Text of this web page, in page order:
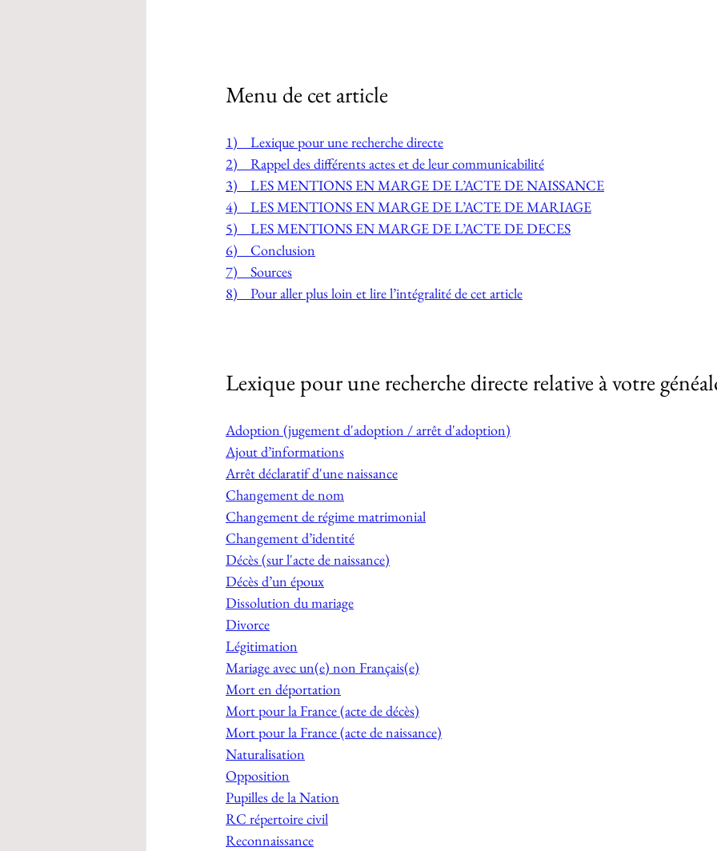
Menu de cet article
1)    Lexique pour une recherche directe
2)    Rappel des différents actes et de leur communicabilité
3)    LES MENTIONS EN MARGE DE L’ACTE DE NAISSANCE
4)    LES MENTIONS EN MARGE DE L’ACTE DE MARIAGE
5)    LES MENTIONS EN MARGE DE L’ACTE DE DECES
6)    Conclusion
7)    Sources
8)    Pour aller plus loin et lire l’intégralité de cet article
Lexique pour une recherche directe relative à votre
Adoption (jugement d'adoption / arrêt d'adoption)
Ajout d’informations
Arrêt déclaratif d'une naissance
Changement de nom
Changement de régime matrimonial
Changement d’identité
Décès (sur l'acte de naissance)
Décès d’un époux
Dissolution du mariage
Divorce
Légitimation
Mariage avec un(e) non Français(e)
Mort en déportation
Mort pour la France (acte de décès)
Mort pour la France (acte de naissance)
Naturalisation
Opposition
Pupilles de la Nation
RC répertoire civil
Reconnaissance